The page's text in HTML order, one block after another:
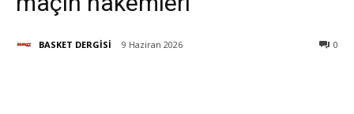
BASKET DERGİSİ 9 Haziran 2026 0